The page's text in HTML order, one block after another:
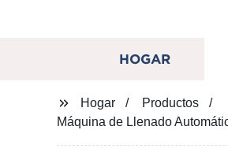
HOGAR
Hogar
Productos
Máquina de Llenado